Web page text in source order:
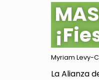
Myriam Levy-
La Alianza